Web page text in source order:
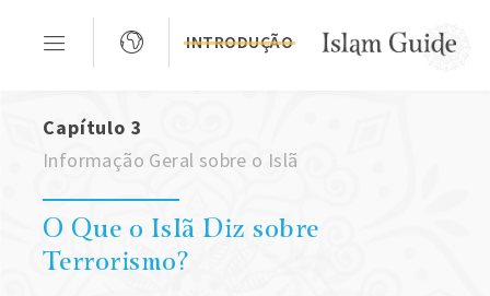
INTRODUÇÃO
Capítulo 3
Informação Geral sobre o Islã
O Que o Islã Diz sobre
Terrorismo?